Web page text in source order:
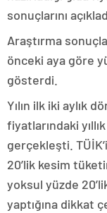
sonuçlarını
Araştırma
önceki aya göre
gösterdi.
Yılın ilk iki aylık
fiyatlarındaki
gerçekleşti.
20’lik kesim
yoksul yüzde
yaptığına dikkat